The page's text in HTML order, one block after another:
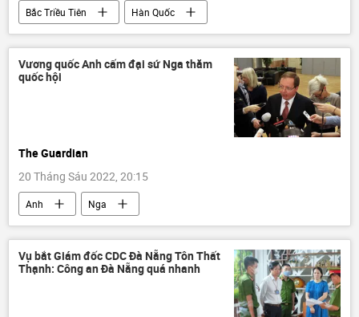
Bắc Triều Tiên
Hàn Quốc
Sức khoẻ
Thế giới bệnh
Vương quốc Anh cấm đại sứ Nga thăm
quốc hội
The Guardian
20 Tháng Sáu 2022, 20:15
Anh
Nga
Cuộc khủng hoảng ở Ukraina
Đại sứ quán Nga
Chính trị
Báo chí thế giới
Vụ bắt Giám đốc CDC Đà Nẵng Tôn Thất
Thạnh: Công an Đà Nẵng quá nhanh